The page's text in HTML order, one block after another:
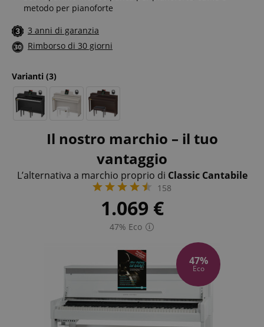
metodo per pianoforte
3 anni di garanzia
Rimborso di 30 giorni
Varianti (3)
Il nostro marchio – il tuo
vantaggio
L’alternativa a marchio proprio di Classic Cantabile
158
1.069 €
47% Eco
47%
Eco